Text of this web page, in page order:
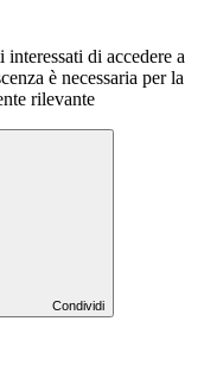
di accedere a
è necessaria per la
rilevante
Condividi